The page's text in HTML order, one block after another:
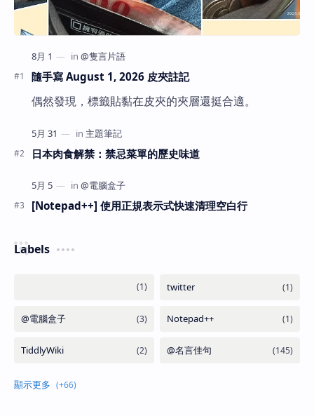
隨手寫 August 1, 2026 皮夾註記
偶然發現，標籤貼黏在皮夾的夾層還挺合適。
日本肉食解禁：禁忌菜單的歷史味道
[Notepad++] 使用正規表示式快速清理空白行
Labels